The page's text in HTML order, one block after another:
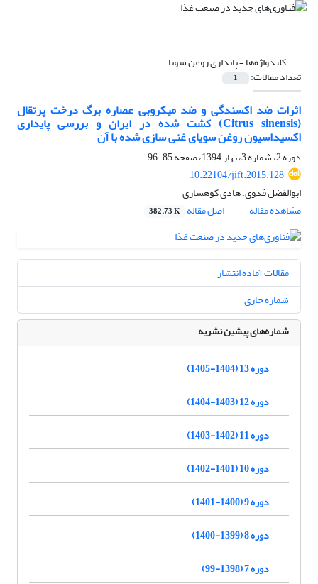
کلیدواژه‌ها =پایداری روغن سویا
تعداد مقالات: 1
اثرات ضد اکسندگی و ضد میکروبی عصاره‌ برگ درخت پرتقال
(Citrus sinensis) کشت شده در ایران و بررسی پایداری
اکسیداسیون روغن سویای غنی سازی شده با آن
دوره 2، شماره 3، بهار 1394، صفحه
85-96
10.22104/jift.2015.128
ابوالفضل فدوی، هادی کوهساری
مشاهده مقاله
اصل مقاله 382.73 K
مقالات آماده انتشار
شماره جاری
شماره‌های پیشین نشریه
دوره 13 (1404-1405)
دوره 12 (1403-1404)
دوره 11 (1402-1403)
دوره 10 (1401-1402)
دوره 9 (1400-1401)
دوره 8 (1399-1400)
دوره 7 (1398-99)